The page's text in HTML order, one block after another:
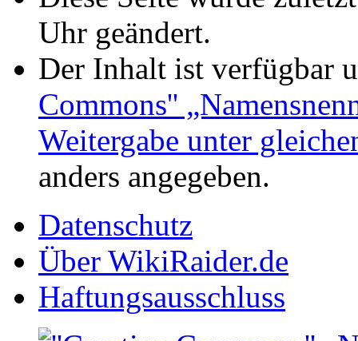
Uhr geändert.
Der Inhalt ist verfügbar
Commons''
Weitergabe unter
anders angegeben.
Datenschutz
Über WikiRaider.de
Haftungsausschluss